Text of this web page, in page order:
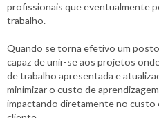
profissionais que eventualmente
trabalho.
Quando se torna efetivo um
capaz de unir-se aos projetos
de trabalho apresentada e
minimizar o custo de
impactando diretamente no custo